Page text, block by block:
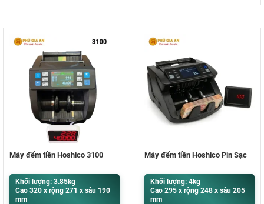
Máy đếm tiền Hoshico 3100
Khối lượng: 3.85kg
Cao 320 x rộng 271 x sâu 190
mm
Máy đếm tiền Hoshico Pin Sạc
Khối lượng: 4kg
Cao 295 x rộng 248 x sâu 205
mm